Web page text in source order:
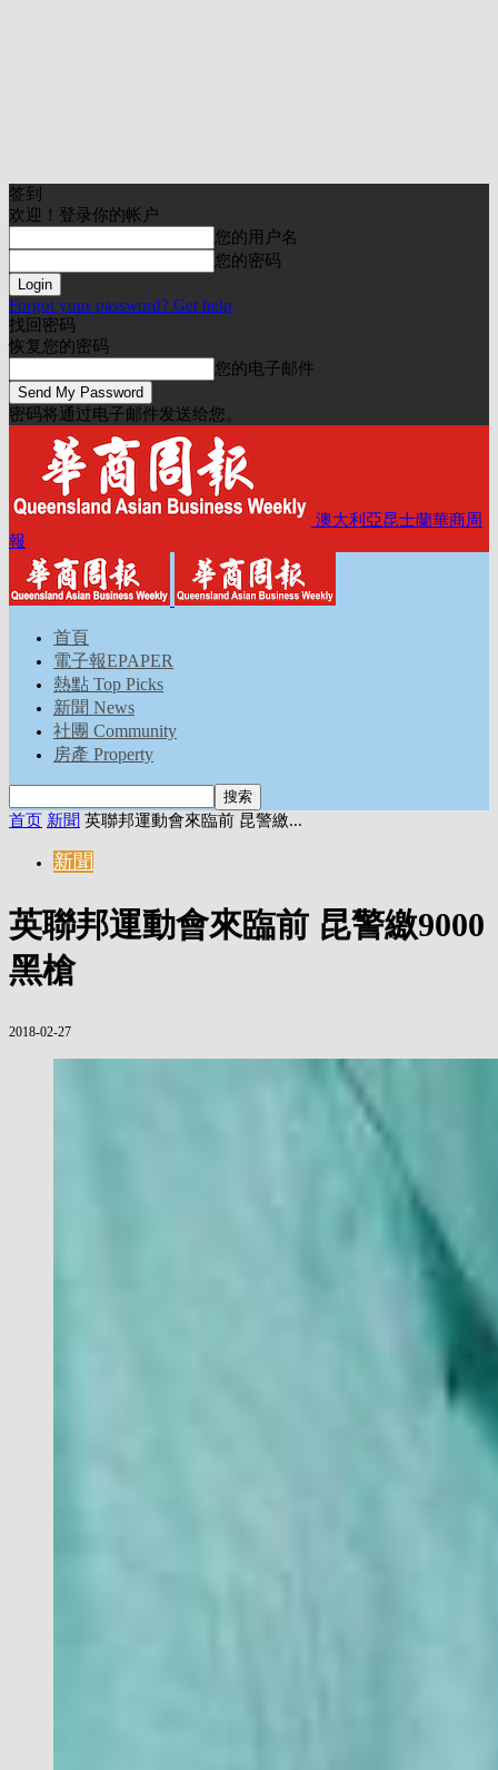
签到
欢迎！登录你的帐户
您的用户名
您的密码
Forgot your password? Get help
找回密码
恢复您的密码
您的电子邮件
密码将通过电子邮件发送给您。
澳大利亞昆士蘭華商周
報
首頁
電子報EPAPER
熱點 Top Picks
新聞 News
社團 Community
房產 Property
首页 新聞 英聯邦運動會來臨前 昆警繳...
新聞
英聯邦運動會來臨前 昆警繳9000
黑槍
2018-02-27